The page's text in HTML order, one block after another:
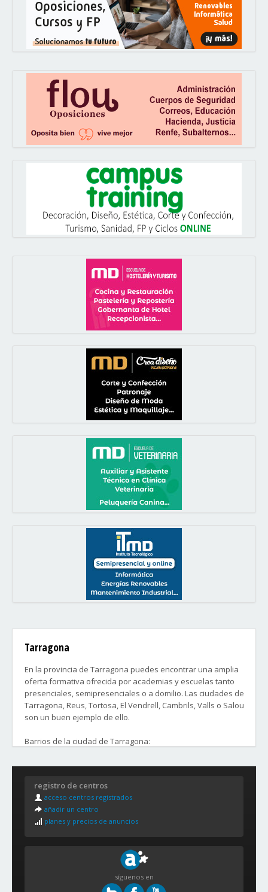
Tarragona
En la provincia de Tarragona puedes encontrar una amplia
oferta formativa ofrecida por academias y escuelas tanto
presenciales, semipresenciales o a domilio. Las ciudades de
Tarragona, Reus, Tortosa, El Vendrell, Cambrils, Valls o Salou
son un buen ejemplo de ello.
Barrios de la ciudad de Tarragona:
Eixample Centre
Barris Marítims
Verge del Carme
Residencial Palau i Torres Jordi
Torreforta, Icomar i la Granja
L'Albada, la Floresta, els Montgons i les Gavarres
Sant Salvador, Sant Ramon i Santa Isabel
registro de centros
acceso centros registrados
añadir un centro
planes y precios de anuncios
síguenos en